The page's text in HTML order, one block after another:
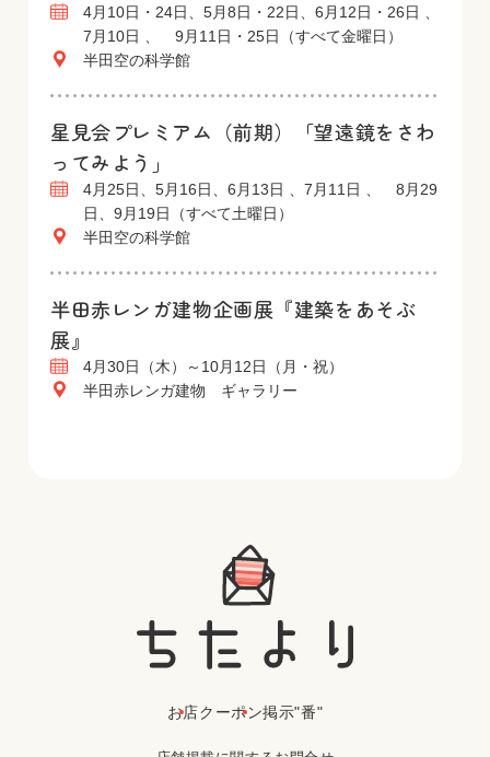
4月10日・24日、5月8日・22日、6月12日・26日 、
7月10日 、 9月11日・25日（すべて金曜日）
半田空の科学館
星見会プレミアム（前期）「望遠鏡をさわ
ってみよう」
4月25日、5月16日、6月13日 、7月11日 、 8月29
日、9月19日（すべて土曜日）
半田空の科学館
半田赤レンガ建物企画展『建築をあそぶ
展』
4月30日（木）～10月12日（月・祝）
半田赤レンガ建物 ギャラリー
お店クーポン掲示"番"